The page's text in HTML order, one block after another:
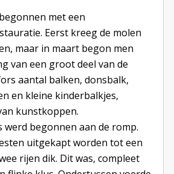
met een
Eerst kreeg de molen
maar in maart begon men
van een groot deel van de
aantal balken, donsbalk,
en kleine kinderbalkjes,
kunstkoppen.
werd begonnen aan de romp.
uitgekapt worden tot een
rijen dik. Dit was, compleet